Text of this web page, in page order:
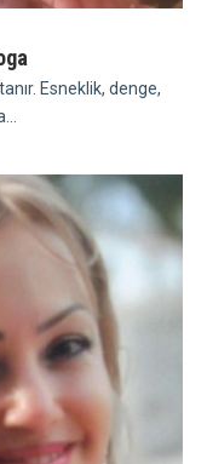
Esneklik, denge,